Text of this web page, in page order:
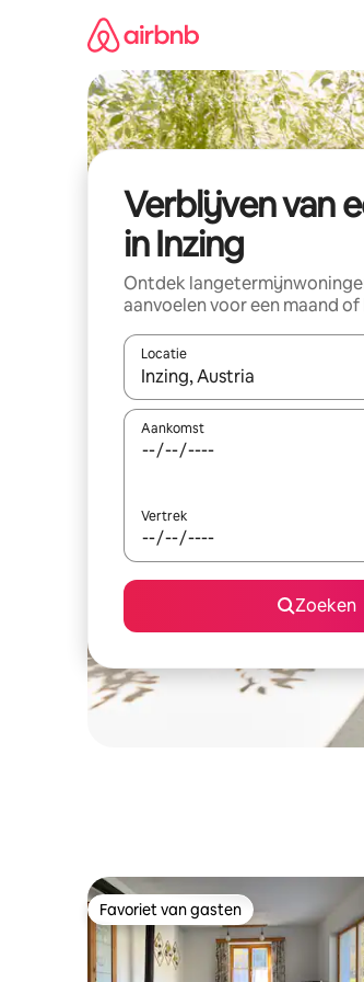
Verblijven van
in Inzing
Ontdek
aanvoelen voor een maand of
Locatie
Wanneer er resultaten
Aankomst
Vertrek
Zoeken
Favoriet van gasten
Favoriet van gasten